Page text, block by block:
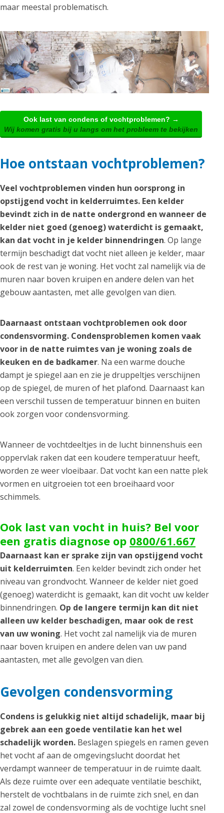
maar meestal problematisch.
Ook last van condens of vochtproblemen? →
Wij komen gratis bij u langs om het probleem te bekijken
Hoe ontstaan vochtproblemen?
Veel vochtproblemen vinden hun oorsprong in
opstijgend vocht in kelderruimtes. Een kelder
bevindt zich in de natte ondergrond en wanneer de
kelder niet goed (genoeg) waterdicht is gemaakt,
kan dat vocht in je kelder binnendringen. Op lange
termijn beschadigt dat vocht niet alleen je kelder, maar
ook de rest van je woning. Het vocht zal namelijk via de
muren naar boven kruipen en andere delen van het
gebouw aantasten, met alle gevolgen van dien.
Daarnaast ontstaan vochtproblemen ook door
condensvorming. Condensproblemen komen vaak
voor in de natte ruimtes van je woning zoals de
keuken en de badkamer. Na een warme douche
dampt je spiegel aan en zie je druppeltjes verschijnen
op de spiegel, de muren of het plafond. Daarnaast kan
een verschil tussen de temperatuur binnen en buiten
ook zorgen voor condensvorming.
Wanneer de vochtdeeltjes in de lucht binnenshuis een
oppervlak raken dat een koudere temperatuur heeft,
worden ze weer vloeibaar. Dat vocht kan een natte plek
vormen en uitgroeien tot een broeihaard voor
schimmels.
Ook last van vocht in huis? Bel voor
een gratis diagnose op 0800/61.667
Daarnaast kan er sprake zijn van opstijgend vocht
uit kelderruimten. Een kelder bevindt zich onder het
niveau van grondvocht. Wanneer de kelder niet goed
(genoeg) waterdicht is gemaakt, kan dit vocht uw kelder
binnendringen. Op de langere termijn kan dit niet
alleen uw kelder beschadigen, maar ook de rest
van uw woning. Het vocht zal namelijk via de muren
naar boven kruipen en andere delen van uw pand
aantasten, met alle gevolgen van dien.
Gevolgen condensvorming
Condens is gelukkig niet altijd schadelijk, maar bij
gebrek aan een goede ventilatie kan het wel
schadelijk worden. Beslagen spiegels en ramen geven
het vocht af aan de omgevingslucht doordat het
verdampt wanneer de temperatuur in de ruimte daalt.
Als deze ruimte over een adequate ventilatie beschikt,
herstelt de vochtbalans in de ruimte zich snel, en dan
zal zowel de condensvorming als de vochtige lucht snel